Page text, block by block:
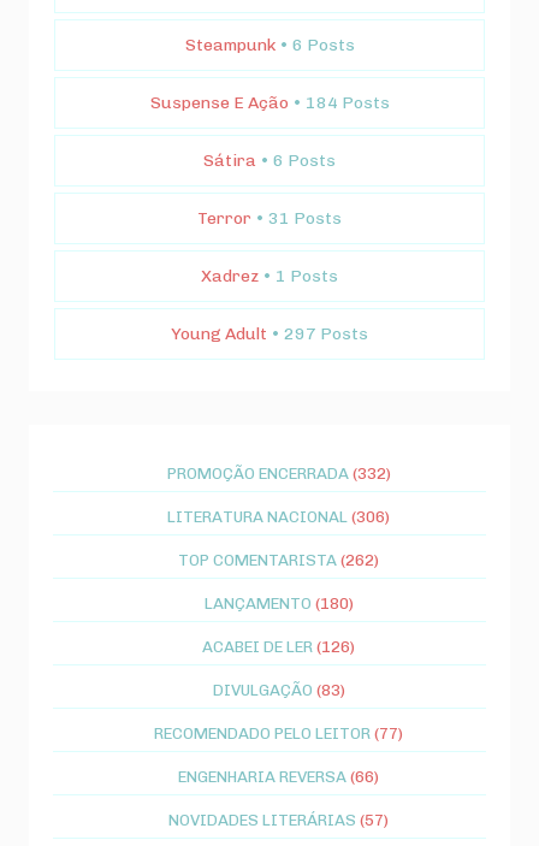
Steampunk • 6 Posts
Suspense E Ação • 184 Posts
Sátira • 6 Posts
Terror • 31 Posts
Xadrez • 1 Posts
Young Adult • 297 Posts
PROMOÇÃO ENCERRADA (332)
LITERATURA NACIONAL(306)
TOP COMENTARISTA(262)
LANÇAMENTO (180)
ACABEI DE LER(126)
DIVULGAÇÃO (83)
RECOMENDADO PELO LEITOR(77)
ENGENHARIA REVERSA(66)
NOVIDADES LITERÁRIAS (57)